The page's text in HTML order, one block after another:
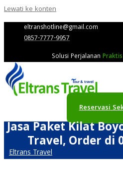
Lewati ke konten
eltranshotline@gmail.com
0857-7777-9957
Solusi Perjalanan Praktis
Reservasi
Jasa Paket Kilat
Travel, Order di
Eltrans Travel